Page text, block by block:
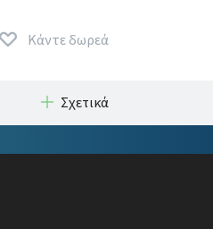
Κάντε δωρεά
Σχετικά